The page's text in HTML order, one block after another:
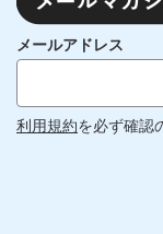
メールアドレス
利用規約を必ず確認